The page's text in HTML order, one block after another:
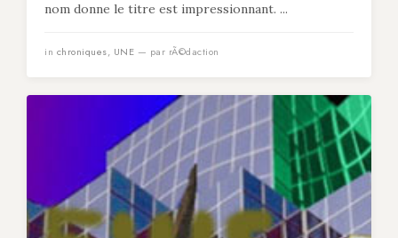
nom donne le titre est impressionnant. ...
in chroniques, UNE — par rÃ©daction